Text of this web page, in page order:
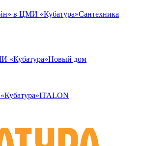
Сантехника
Новый дом
ITALON